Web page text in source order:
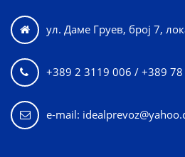
 ул. Даме Груев, број 7,
 +389 2 3119 006 / +389
e-mail: